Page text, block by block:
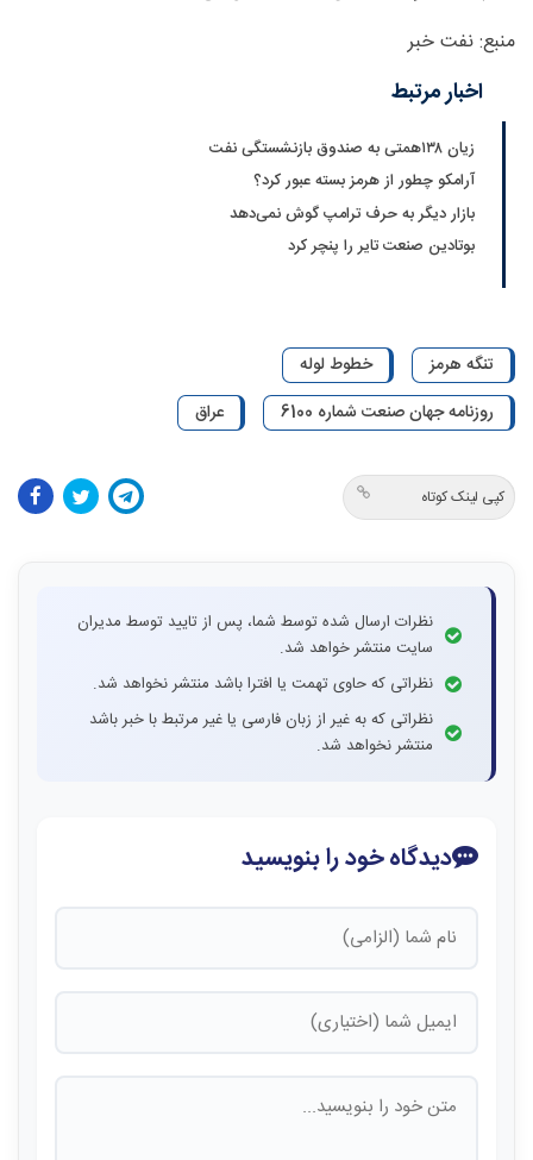
منبع: نفت خبر
اخبار مرتبط
زیان ۱۳۸همتی به صندوق بازنشستگی نفت
آرامکو چطور از هرمز بسته عبور کرد؟
بازار دیگر به حرف ترامپ گوش نمی‌دهد
بوتادین صنعت تایر را پنچر کرد
تنگه هرمز
خطوط لوله
روزنامه جهان صنعت شماره 6100
عراق
کپی لینک کوتاه
نظرات ارسال شده توسط شما، پس از تایید توسط مدیران
سایت منتشر خواهد شد.
نظراتی که حاوی تهمت یا افترا باشد منتشر نخواهد شد.
نظراتی که به غیر از زبان فارسی یا غیر مرتبط با خبر باشد
منتشر نخواهد شد.
دیدگاه خود را بنویسید